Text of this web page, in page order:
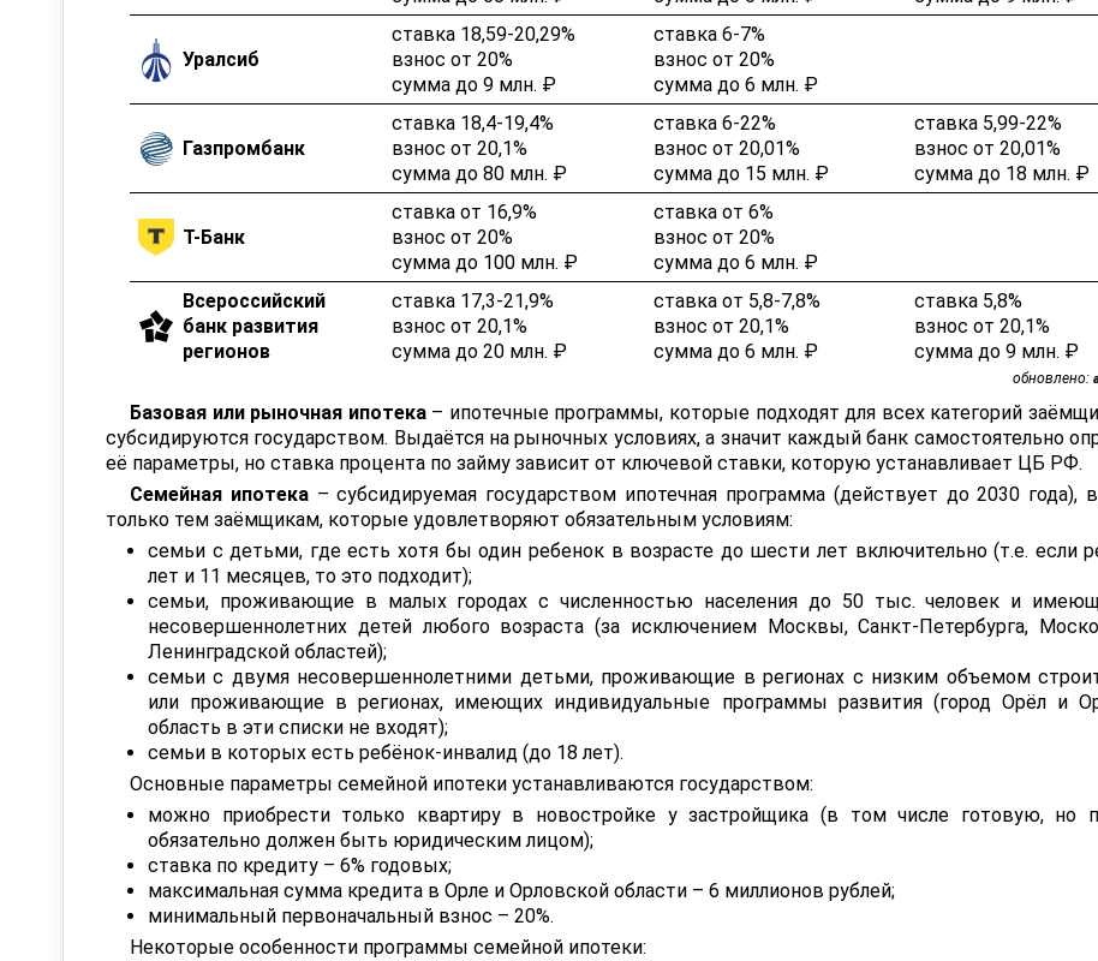
Уралсиб
ставка 18,59-20,29%
взнос от 20%
сумма до 9 млн. ₽
ставка 6-7%
взнос от 20%
сумма до 6 млн. ₽
Газпромбанк
ставка 18,4-19,4%
взнос от 20,1%
сумма до 80 млн. ₽
ставка 6-22%
взнос от 20,01%
сумма до 15 млн. ₽
ставка 5,99-22%
взнос от 20,01%
сумма до 18 млн. ₽
Т-Банк
ставка от 16,9%
взнос от 20%
сумма до 100 млн. ₽
ставка от 6%
взнос от 20%
сумма до 6 млн. ₽
Всероссийский
банк развития
регионов
ставка 17,3-21,9%
взнос от 20,1%
сумма до 20 млн. ₽
ставка от 5,8-7,8%
взнос от 20,1%
сумма до 6 млн. ₽
ставка 5,8%
взнос от 20,1%
сумма до 9 млн. ₽
обновлено:
Базовая или рыночная ипотека– ипотечные программы, которые подходят для всех категорий
субсидируются государством. Выдаётся на рыночных условиях, а значит каждый банк самостоятельно
её параметры, но ставка процента по займу зависит от ключевой ставки, которую устанавливает ЦБ РФ.
Семейная ипотека– субсидируемая государством ипотечная программа (действует до 2030 года),
только тем заёмщикам, которые удовлетворяют обязательным условиям:
семьи с детьми, где есть хотя бы один ребенок в возрасте до шести лет включительно (т.е. если
лет и 11 месяцев, то это подходит);
семьи, проживающие в малых городах с численностью населения до 50 тыс. человек и
несовершеннолетних детей любого возраста (за исключением Москвы, Санкт-Петербурга,
Ленинградской областей);
семьи с двумя несовершеннолетними детьми, проживающие в регионах с низким объемом
или проживающие в регионах, имеющих индивидуальные программы развития (город Орёл и
область в эти списки не входят);
семьи в которых есть ребёнок-инвалид (до 18 лет).
Основные параметры семейной ипотеки устанавливаются государством:
можно приобрести только квартиру в новостройке у застройщика (в том числе готовую, но
обязательно должен быть юридическим лицом);
ставка по кредиту – 6% годовых;
максимальная сумма кредита в Орле и Орловской области – 6 миллионов рублей;
минимальный первоначальный взнос – 20%.
Некоторые особенности программы семейной ипотеки: